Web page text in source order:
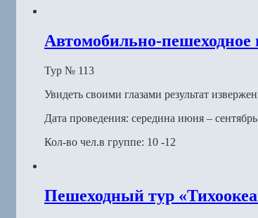
Автомобильно-
Тур № 113
Увидеть своими глазами результат
Дата проведения: середина июня – сентябрь
Кол-во чел.в группе: 10 -12
Пешеходный тур